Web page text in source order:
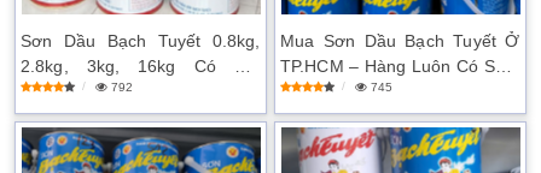
Sơn Dầu Bạch Tuyết 0.8kg,
2.8kg, 3kg, 16kg Có Tốt
Không? Đánh Giá Chi Tiết
792
Mua Sơn Dầu Bạch Tuyết Ở
TP.HCM – Hàng Luôn Có Sẵn,
Dịch Vụ Tận Tâm
745